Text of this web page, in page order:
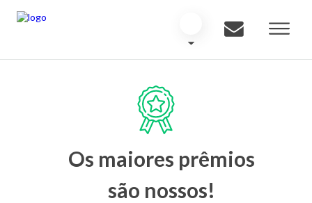
Os maiores prêmios
são nossos!